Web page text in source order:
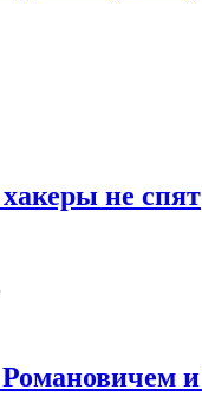
не спят